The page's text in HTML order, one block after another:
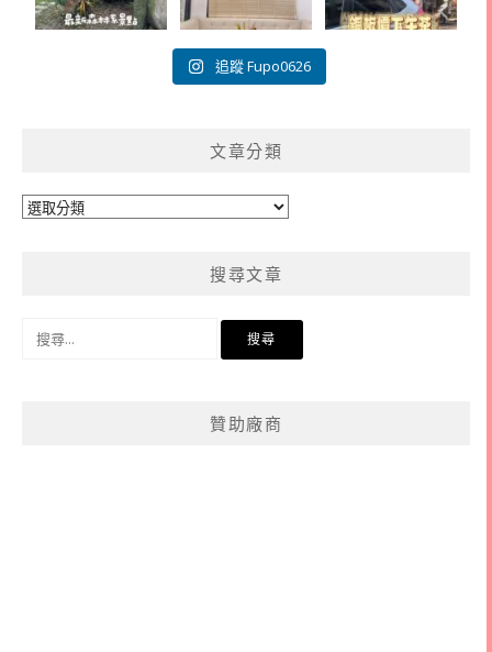
追蹤 Fupo0626
文章分類
文
搜尋文章
贊助廠商